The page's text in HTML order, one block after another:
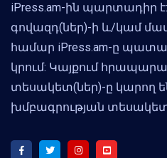
iPress.am-ին պարտադիր
գովազդ(ներ)-ի և/կամ
համար iPress.am-ը
կրում: Կայքում
տեսակետ(ներ)-ը կարող
խմբագրության